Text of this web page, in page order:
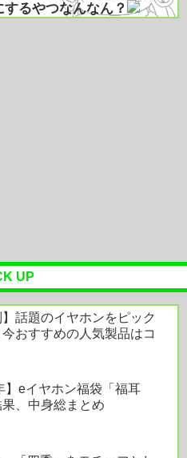
るやつなんなん？
UP
】話題のイヤホンをピック
おすすめの人気製品はコ
】eイヤホン福袋「福耳
、中身総まとめ